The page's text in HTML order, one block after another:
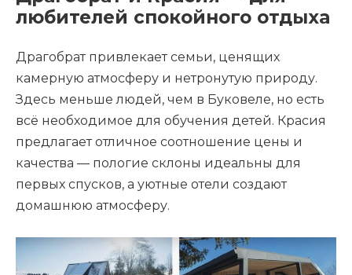
любителей спокойного отдыха
Драгобрат привлекает семьи, ценящих
камерную атмосферу и нетронутую природу.
Здесь меньше людей, чем в Буковеле, но есть
всё необходимое для обучения детей. Красия
предлагает отличное соотношение цены и
качества — пологие склоны идеальны для
первых спусков, а уютные отели создают
домашнюю атмосферу.